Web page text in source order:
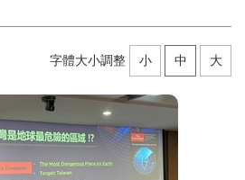
字體大小調整 小 中 大